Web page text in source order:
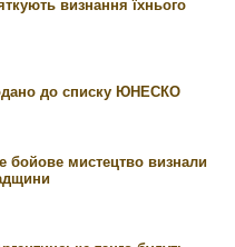
визнання їхнього
до списку ЮНЕСКО
бойове мистецтво визнали